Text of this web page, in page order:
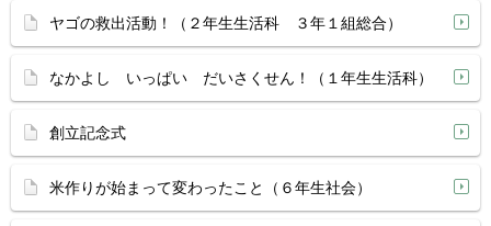
ヤゴの救出活動！（２年生生活科 ３年１組総合）
なかよし いっぱい だいさくせん！（１年生生活科）
創立記念式
米作りが始まって変わったこと（６年生社会）